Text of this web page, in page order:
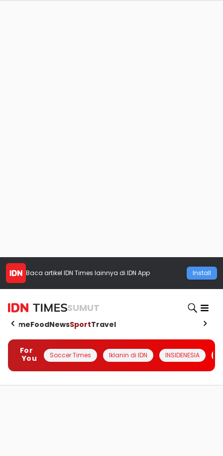
Baca artikel IDN Times lainnya di IDN App Install
SUMUT
HomeFoodNewsSportTravel
For
You
Soccer Times Iklanin di IDN INSIDENESIA